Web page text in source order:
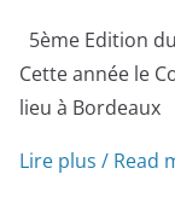
5ème Edition
Cette année le
lieu à Bordeaux
Lire plus / Read